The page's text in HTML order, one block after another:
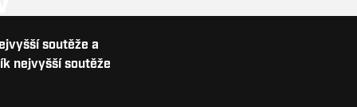
soutěže a
nejvyšší soutěže